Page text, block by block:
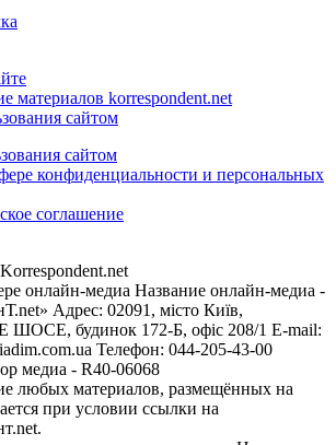
материалов korrespondent.net
сайтом
сайтом
конфиденциальности и персональных
соглашение
онлайн-медиа Название онлайн-медиа -
Адрес: 02091, місто Київ,
будинок 172-Б, офіс 208/1 E-mail:
Телефон: 044-205-43-00
медиа - R40-06068
любых материалов, размещённых на
при условии ссылки на